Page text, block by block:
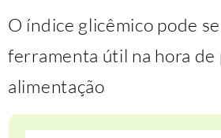
O índice glicêmico pode
ferramenta útil na hora de
alimentação